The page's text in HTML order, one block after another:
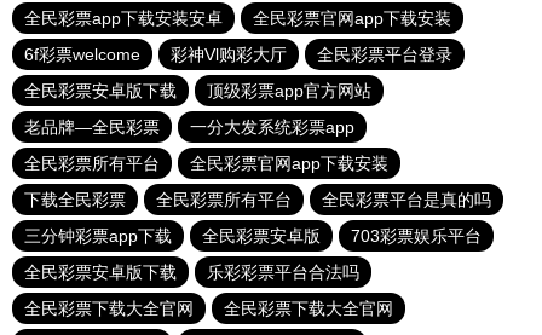
全民彩票app下载安装安卓
全民彩票官网app下载安装
6f彩票welcome
彩神Vl购彩大厅
全民彩票平台登录
全民彩票安卓版下载
顶级彩票app官方网站
老品牌—全民彩票
一分大发系统彩票app
全民彩票所有平台
全民彩票官网app下载安装
下载全民彩票
全民彩票所有平台
全民彩票平台是真的吗
三分钟彩票app下载
全民彩票安卓版
703彩票娱乐平台
全民彩票安卓版下载
乐彩彩票平台合法吗
全民彩票下载大全官网
全民彩票下载大全官网